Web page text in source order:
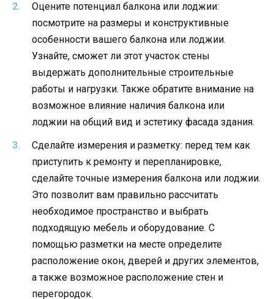
Оцените потенциал балкона или лоджии:
посмотрите на размеры и конструктивные
особенности вашего балкона или лоджии.
Узнайте, сможет ли этот участок стены
выдержать дополнительные строительные
работы и нагрузки. Также обратите внимание на
возможное влияние наличия балкона или
лоджии на общий вид и эстетику фасада здания.
Сделайте измерения и разметку: перед тем как
приступить к ремонту и перепланировке,
сделайте точные измерения балкона или лоджии.
Это позволит вам правильно рассчитать
необходимое пространство и выбрать
подходящую мебель и оборудование. С
помощью разметки на месте определите
расположение окон, дверей и других элементов,
а также возможное расположение стен и
перегородок.